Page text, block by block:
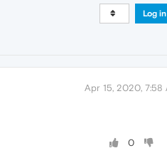
Log
Apr 15, 2020, 7:58
0